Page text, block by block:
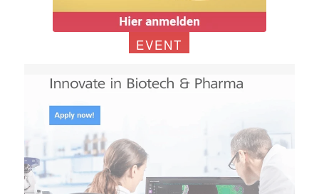
EVENT